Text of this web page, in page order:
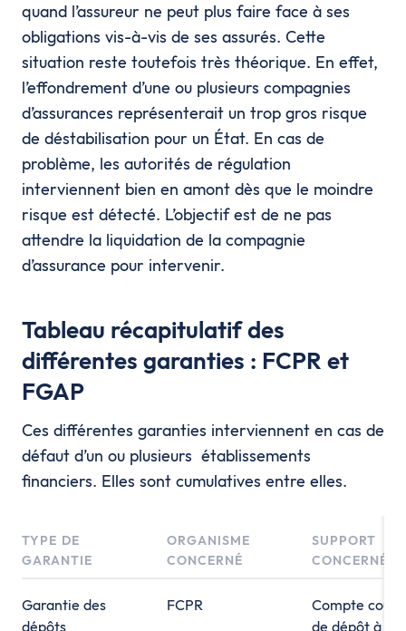
quand l’assureur ne peut plus faire face à ses
obligations vis-à-vis de ses assurés. Cette
situation reste toutefois très théorique. En effet,
l’effondrement d’une ou plusieurs compagnies
d’assurances représenterait un trop gros risque
de déstabilisation pour un État. En cas de
problème, les autorités de régulation
interviennent bien en amont dès que le moindre
risque est détecté. L’objectif est de ne pas
attendre la liquidation de la compagnie
d’assurance pour intervenir.
Tableau récapitulatif des
différentes garanties : FCPR et
FGAP
Ces différentes garanties interviennent en cas de
défaut d’un ou plusieurs établissements
financiers. Elles sont cumulatives entre elles.
TYPE DE
GARANTIE
ORGANISME
CONCERNÉ
SUPPORT
CONCERNÉ
Garantie des
dépôts
FCPR
Compte
de dépôt à